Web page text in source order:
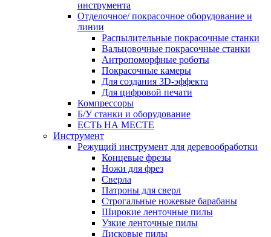
инструмента
Отделочное/ покрасочное оборудование и
линии
Распылительные покрасочные станки
Вальцовочные покрасочные станки
Антропоморфные роботы
Покрасочные камеры
Для создания 3D-эффекта
Для цифровой печати
Компрессоры
Б/У станки и оборудование
ЕСТЬ НА МЕСТЕ
Инструмент
Режущий инструмент для деревообработки
Концевые фрезы
Ножи для фрез
Сверла
Патроны для сверл
Строгальные ножевые барабаны
Широкие ленточные пилы
Узкие ленточные пилы
Дисковые пилы